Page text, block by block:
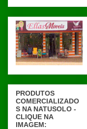
PRODUTOS
COMERCIALIZADO
S NA NATUSOLO -
CLIQUE NA
IMAGEM: